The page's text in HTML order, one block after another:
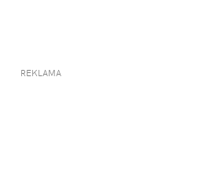
REKLAMA